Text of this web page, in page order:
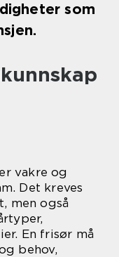
som
vakre og
Det kreves
men også
En frisør må
behov,